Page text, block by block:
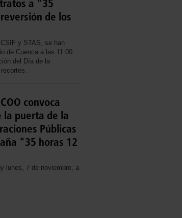
a “35
de los
y STAS, se han
de Cuenca a las 11:00
del Día de la
convoca
la puerta de la
Públicas
"35 horas 12
lunes, 7 de noviembre, a